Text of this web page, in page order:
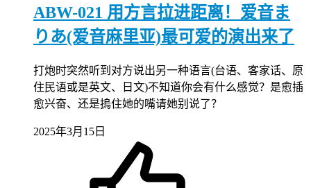
ABW-021 用方言拉进距离！爱音ま
りあ(爱音麻里亚)最可爱的演出来了
打炮时突然听到对方说出另一种语言(台语、客家话、原
住民语或是英文、日文)不知道你会有什么感觉？是愈插
愈兴奋、还是摀住她的嘴请她别说了？
2025年3月15日